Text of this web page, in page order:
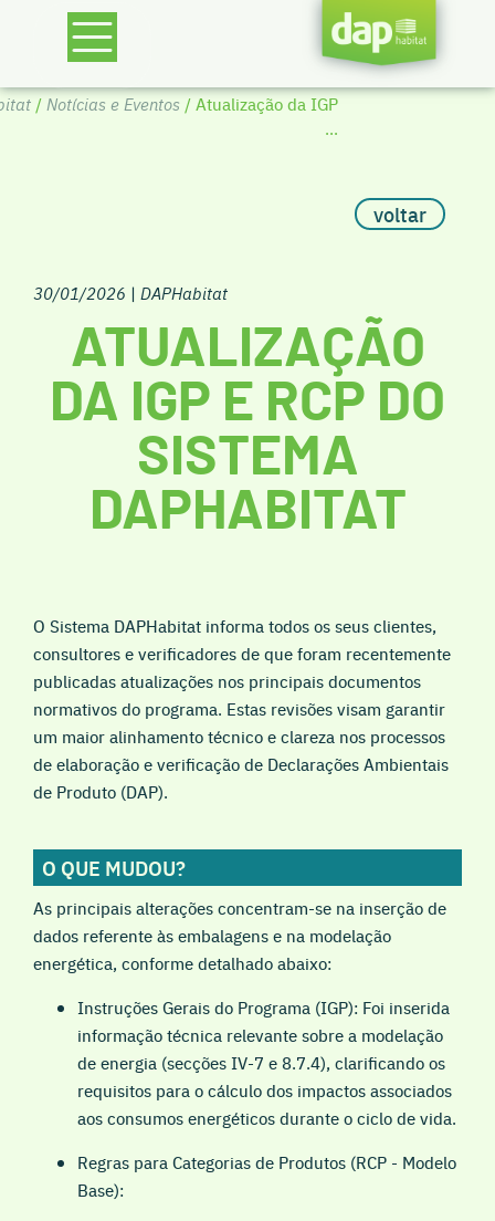
/ Notícias e Eventos / Atualização da IGP
...
voltar
30/01/2026 | DAPHabitat
ATUALIZAÇÃO
DA IGP E RCP DO
SISTEMA
DAPHABITAT
O Sistema DAPHabitat informa todos os seus clientes,
consultores e verificadores de que foram recentemente
publicadas atualizações nos principais documentos
normativos do programa. Estas revisões visam garantir
um maior alinhamento técnico e clareza nos processos
de elaboração e verificação de Declarações Ambientais
de Produto (DAP).
O QUE MUDOU?
As principais alterações concentram-se na inserção de
dados referente às embalagens e na modelação
energética, conforme detalhado abaixo:
Instruções Gerais do Programa (IGP): Foi inserida
informação técnica relevante sobre a modelação
de energia (secções IV-7 e 8.7.4), clarificando os
requisitos para o cálculo dos impactos associados
aos consumos energéticos durante o ciclo de vida.
Regras para Categorias de Produtos (RCP - Modelo
Base):